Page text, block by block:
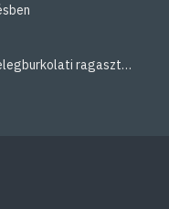
Sika és Schönox hideg- és melegburkolati ragasztási rendszerek